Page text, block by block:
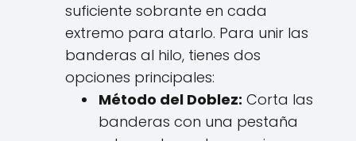
suficiente sobrante en cada
extremo para atarlo. Para unir las
banderas al hilo, tienes dos
opciones principales:
Método del Doblez: Corta las
banderas con una pestaña